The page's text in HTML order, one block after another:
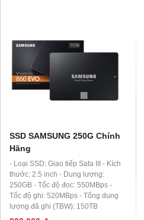
SSD SAMSUNG 250G Chính
Hãng
- Loại SSD: Giao tiếp Sata III - Kích
thước: 2.5 inch - Dung lượng:
250GB - Tốc độ đọc: 550MBps -
Tốc độ ghi: 520MBps - Tổng dung
lượng đã ghi (TBW): 150TB